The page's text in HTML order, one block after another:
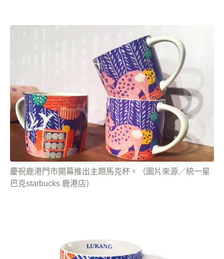
慶祝鹿港門市開幕推出主題馬克杯。（圖片來源／統一星
巴克starbucks 鹿港店）